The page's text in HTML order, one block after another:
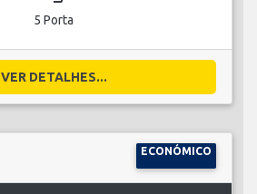
5 Porta
VER DETALHES...
ECONÓMICO